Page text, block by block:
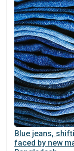
Blue jeans,
faced by new